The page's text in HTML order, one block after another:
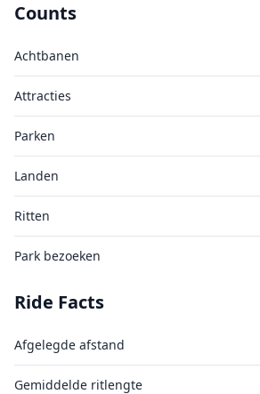
Counts
Achtbanen
Attracties
Parken
Landen
Ritten
Park bezoeken
Ride Facts
Afgelegde afstand
Gemiddelde ritlengte